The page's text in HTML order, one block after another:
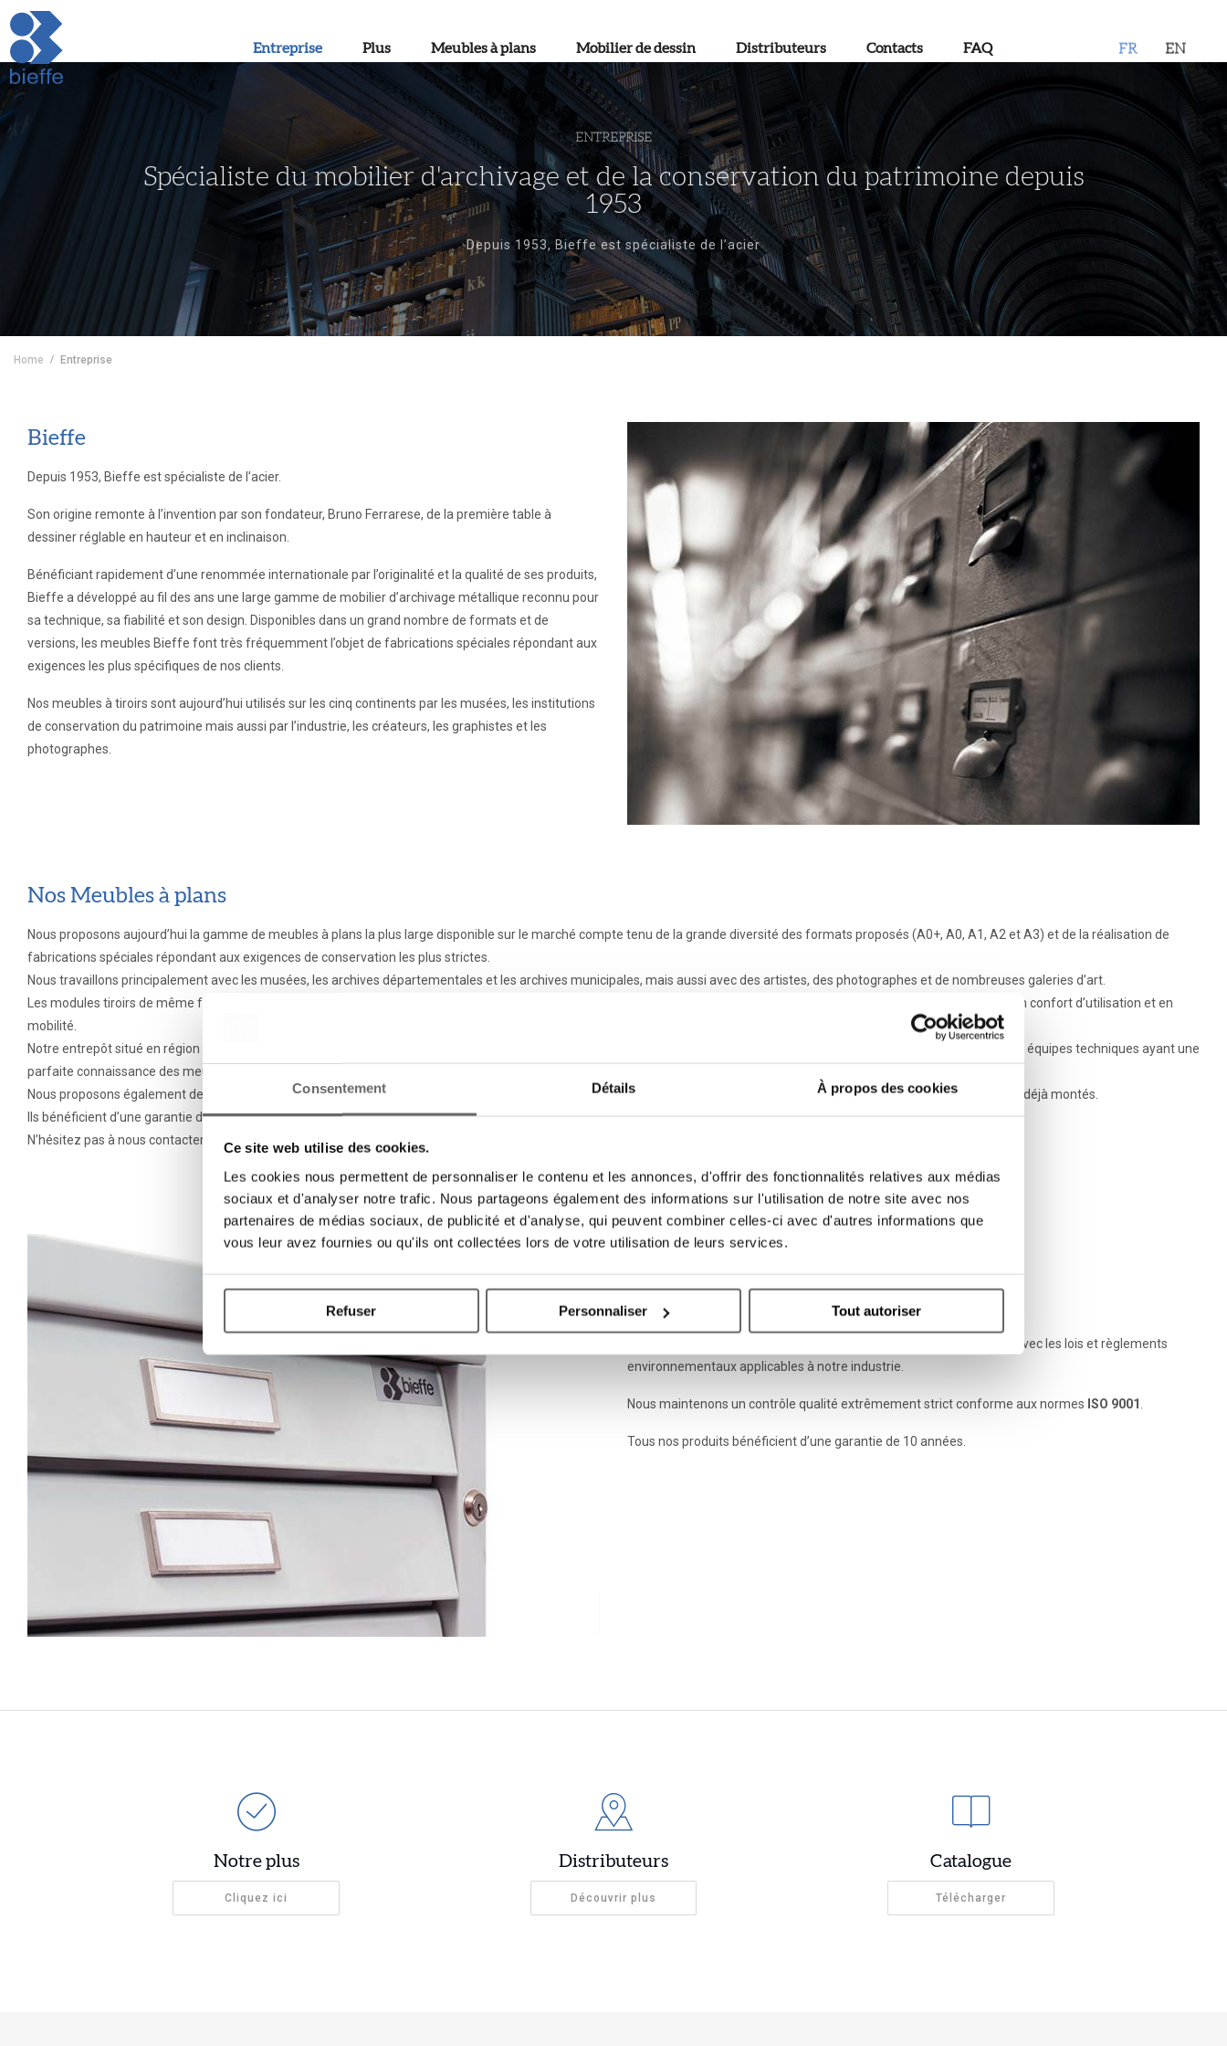
Consentement Détails À propos des cookies
Ce site web utilise des cookies.
Les cookies nous permettent de personnaliser le contenu et les annonces, d'offrir des fonctionnalités relatives aux médias
sociaux et d'analyser notre trafic. Nous partageons également des informations sur l'utilisation de notre site avec nos
partenaires de médias sociaux, de publicité et d'analyse, qui peuvent combiner celles-ci avec d'autres informations que
vous leur avez fournies ou qu'ils ont collectées lors de votre utilisation de leurs services.
Refuser Personnaliser Tout autoriser
Entreprise Plus Meubles à plans Mobilier de dessin Distributeurs Contacts FAQ FR EN
ENTREPRISE
Spécialiste du mobilier d'archivage et de la conservation du patrimoine depuis
1953
Depuis 1953, Bieffe est spécialiste de l’acier
Home Entreprise
Bieffe
Depuis 1953, Bieffe est spécialiste de l’acier.
Son origine remonte à l’invention par son fondateur, Bruno Ferrarese, de la première table à
dessiner réglable en hauteur et en inclinaison.
Bénéficiant rapidement d’une renommée internationale par l’originalité et la qualité de ses produits,
Bieffe a développé au fil des ans une large gamme de mobilier d’archivage métallique reconnu pour
sa technique, sa fiabilité et son design. Disponibles dans un grand nombre de formats et de
versions, les meubles Bieffe font très fréquemment l’objet de fabrications spéciales répondant aux
exigences les plus spécifiques de nos clients.
Nos meubles à tiroirs sont aujourd’hui utilisés sur les cinq continents par les musées, les institutions
de conservation du patrimoine mais aussi par l’industrie, les créateurs, les graphistes et les
photographes.
Nos Meubles à plans
Nous proposons aujourd’hui la gamme de meubles à plans la plus large disponible sur le marché compte tenu de la grande diversité des formats proposés (A0+, A0, A1, A2 et A3) et de la réalisation de
fabrications spéciales répondant aux exigences de conservation les plus strictes.
Nous travaillons principalement avec les musées, les archives départementales et les archives municipales, mais aussi avec des artistes, des photographes et de nombreuses galeries d’art.
Les modules tiroirs de même format sont superposables et offrent un grand nombre de configurations possibles. Un socle optionnel fixe ou sur roulettes permet de gagner en confort d’utilisation et en
mobilité.
Notre entrepôt situé en région parisienne dans le Val d’Oise nous permet d’effectuer des livraisons directes en Ile de France mais également des installations sur site avec nos équipes techniques ayant une
parfaite connaissance des meubles à plans.
Nous proposons également des prestations d’installation dans toute la France sur demande. Nos meubles à plans sont fabriqués au sein de notre usine italienne et sont livrés déjà montés.
Ils bénéficient d’une garantie de 10 années à compter de leur date d’installation.
N’hésitez pas à nous contacter via le formulaire pour toute demande. Nous y répondrons dans les meilleurs délais.
Qualité
Notre unité de production située en Italie du Nord est en conformité avec les lois et règlements
environnementaux applicables à notre industrie.
Nous maintenons un contrôle qualité extrêmement strict conforme aux normes ISO 9001
Tous nos produits bénéficient d’une garantie de 10 années.
Notre plus
Cliquez ici
Distributeurs
Découvrir plus
Catalogue
Télécharger